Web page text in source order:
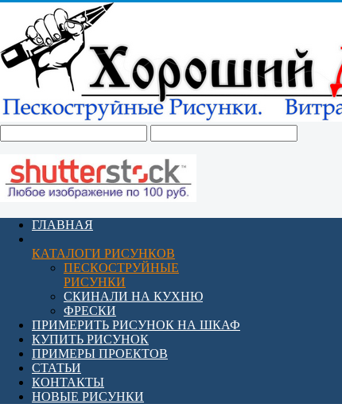
ГЛАВНАЯ
КАТАЛОГИ РИСУНКОВ
ПЕСКОСТРУЙНЫЕ
РИСУНКИ
СКИНАЛИ НА КУХНЮ
ФРЕСКИ
ПРИМЕРИТЬ РИСУНОК НА ШКАФ
КУПИТЬ РИСУНОК
ПРИМЕРЫ ПРОЕКТОВ
СТАТЬИ
КОНТАКТЫ
НОВЫЕ РИСУНКИ